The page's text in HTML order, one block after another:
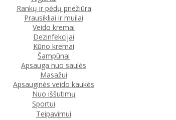
Rankų ir pėdų priežiūra
Prausikliai ir muilai
Veido kremai
Dezinfekcijai
Kūno kremai
Šampūnai
Apsauga nuo saulės
Masažui
Apsauginės veido kaukės
Nuo iššutimų
Sportui
Teipavimui